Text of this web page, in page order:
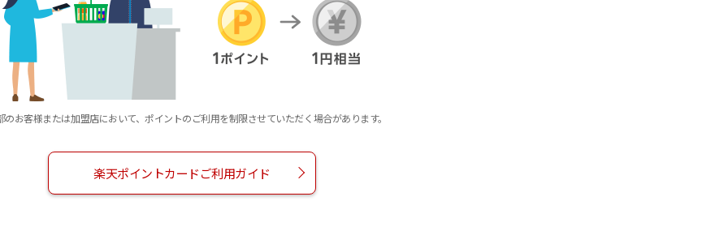
のお客様または加盟店において、ポイントのご利用を制限させていただく場合があります。
楽天ポイントカードご利用ガイド